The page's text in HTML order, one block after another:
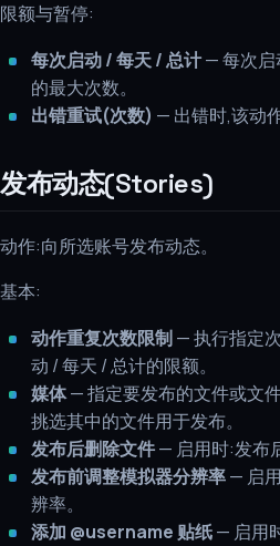
限额与暂停:
每次启动 / 每天 / 总计— 每次启
的最大次数。
出错重试(次数) — 出错时,该动
发布动态(Stories)
动作:向所选账号发布动态。
基本:
动作重复次数限制— 执行指定
动 / 每天 / 总计的限额。
媒体— 指定要发布的文件或文
挑选其中的文件用于发布。
发布后删除文件— 启用时:发布
发布前调整模拟器分辨率— 启
辨率。
添加 @username 贴纸— 启用